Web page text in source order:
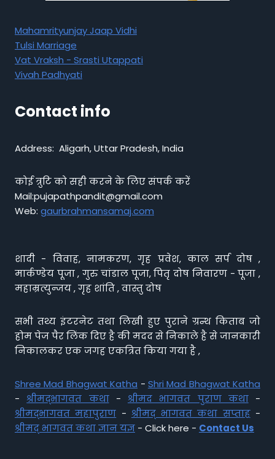
Mahamrityunjay Jaap Vidhi
Tulsi Marriage
Vat Vraksh - Srasti Utappati
Vivah Padhyati
Contact info
Address: Aligarh, Uttar Pradesh, India
कोई त्रुटि को सही करने के लिए संपर्क करें
Mail:pujapathpandit@gmail.com
Web: gaurbrahmansamaj.com
शादी - विवाह, नामकरण, गृह प्रवेश, काल सर्प दोष ,
मार्कण्डेय पूजा , गुरु चांडाल पूजा, पितृ दोष निवारण - पूजा ,
महाम्रत्युन्जय , गृह शांति , वास्तु दोष
सभी तथ्य इंटरनेट तथा लिखी हुए पुराने ग्रन्थ किताब जो
होम पेज पैर लिंक दिए है की मदद से निकाले है से जानकारी
निकालकर एक जगह एकत्रित किया गया है ,
Shree Mad Bhagwat Katha - Shri Mad Bhagwat Katha
- श्रीमद्भागवत कथा- श्रीमद भागवत पुराण कथा-
श्रीमद्भागवत महापुराण - श्रीमद् भागवत कथा सप्ताह-
श्रीमद् भागवत कथा ज्ञान यज्ञ - Click here - Contact Us